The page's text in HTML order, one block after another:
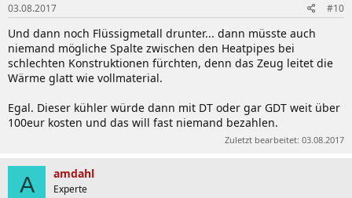
03.08.2017 #10
Und dann noch Flüssigmetall drunter... dann müsste auch
niemand mögliche Spalte zwischen den Heatpipes bei
schlechten Konstruktionen fürchten, denn das Zeug leitet die
Wärme glatt wie vollmaterial.
Egal. Dieser kühler würde dann mit DT oder gar GDT weit über
100eur kosten und das will fast niemand bezahlen.
Zuletzt bearbeitet: 03.08.2017
A amdahl
Experte